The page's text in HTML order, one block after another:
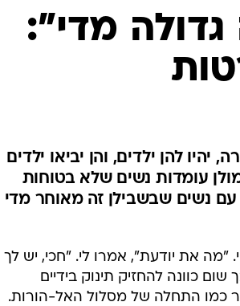
גדולה מדי":
להן ילדים, והן יביאו ילדים
עומדות נשים שלא בטוחות
נשים שבשבילן זה מאוחר מדי
למסקנה הזו בגיל 24, צחקו עליי. "מה את יודעת", אמרו לי. "חכי, יש לך
קצת אחרת. אם בגיל 28 עדיין אין בך שום כוונה להחזיק תינוק בידיים
כמו התחלה של מסלול האל-הורות.